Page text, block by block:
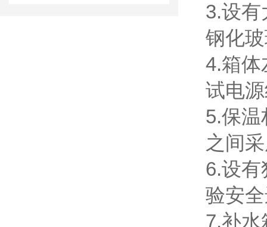
3.设
钢化
4.箱体
试电
5.保温
之间
6.设
验安
7.补